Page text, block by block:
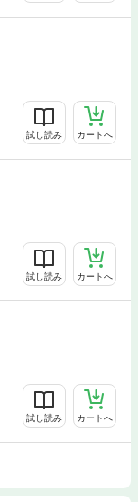
試し読み カートへ
試し読み カートへ
試し読み カートへ